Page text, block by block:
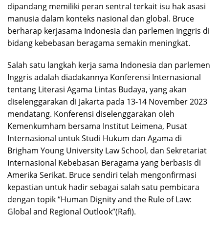
dipandang memiliki peran sentral terkait isu hak asasi
manusia dalam konteks nasional dan global. Bruce
berharap kerjasama Indonesia dan parlemen Inggris di
bidang kebebasan beragama semakin meningkat.
Salah satu langkah kerja sama Indonesia dan parlemen
Inggris adalah diadakannya Konferensi Internasional
tentang Literasi Agama Lintas Budaya, yang akan
diselenggarakan di Jakarta pada 13-14 November 2023
mendatang. Konferensi diselenggarakan oleh
Kemenkumham bersama Institut Leimena, Pusat
Internasional untuk Studi Hukum dan Agama di
Brigham Young University Law School, dan Sekretariat
Internasional Kebebasan Beragama yang berbasis di
Amerika Serikat. Bruce sendiri telah mengonfirmasi
kepastian untuk hadir sebagai salah satu pembicara
dengan topik “Human Dignity and the Rule of Law:
Global and Regional Outlook”(Rafi).